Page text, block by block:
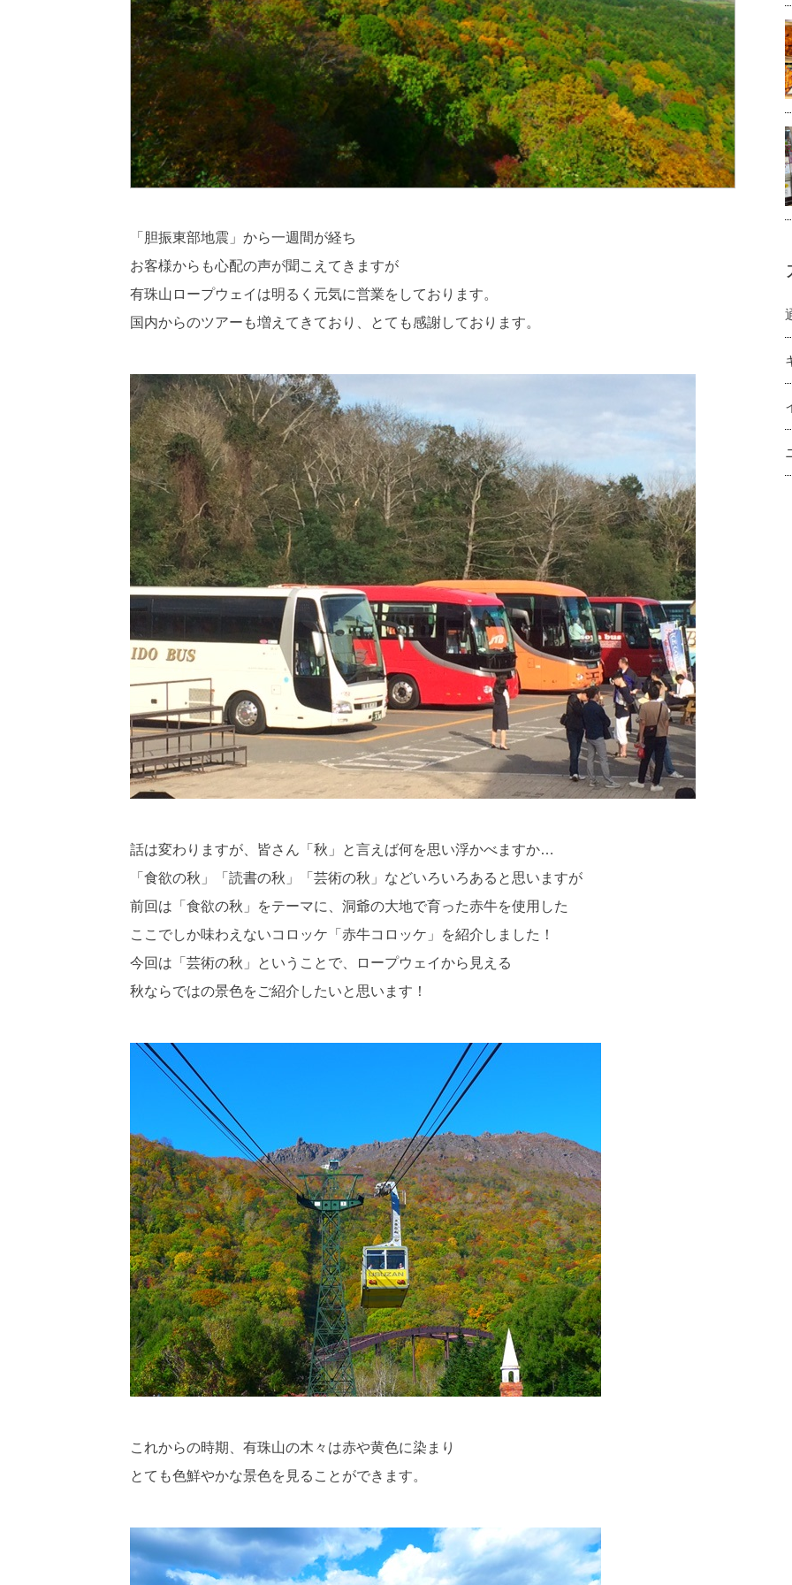
「胆振東部地震」から一週間が経ち
お客様からも心配の声が聞こえてきますが
有珠山ロープウェイは明るく元気に営業をしております。
国内からのツアーも増えてきており、とても感謝しております。
話は変わりますが、皆さん「秋」と言えば何を思い浮かべますか…
「食欲の秋」「読書の秋」「芸術の秋」などいろいろあると思いますが
前回は「食欲の秋」をテーマに、洞爺の大地で育った赤牛を使用した
ここでしか味わえないコロッケ「赤牛コロッケ」を紹介しました！
今回は「芸術の秋」ということで、ロープウェイから見える
秋ならではの景色をご紹介したいと思います！
これからの時期、有珠山の木々は赤や黄色に染まり
とても色鮮やかな景色を見ることができます。